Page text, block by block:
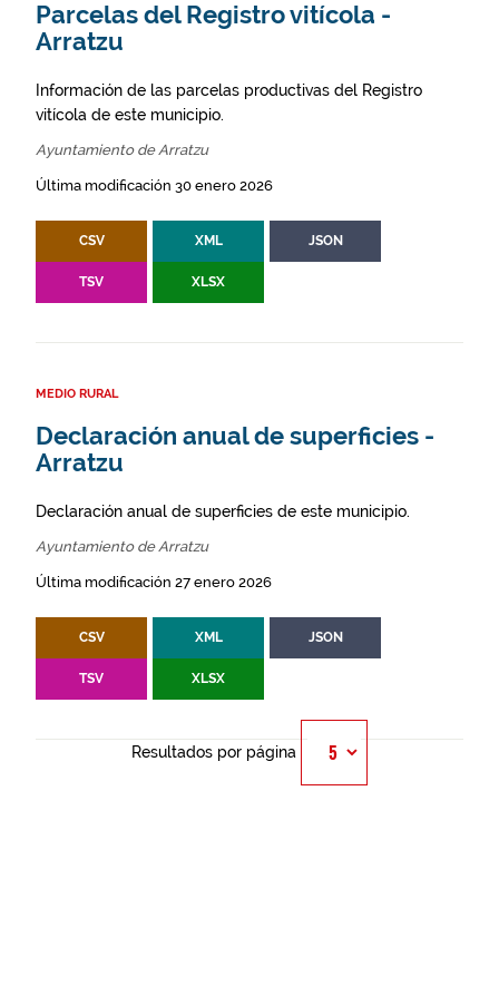
Parcelas del Registro vitícola -
Arratzu
Información de las parcelas productivas del Registro
vitícola de este municipio.
Ayuntamiento de Arratzu
Última modificación 30 enero 2026
CSV XML JSON
TSV XLSX
MEDIO RURAL
Declaración anual de superficies -
Arratzu
Declaración anual de superficies de este municipio.
Ayuntamiento de Arratzu
Última modificación 27 enero 2026
CSV XML JSON
TSV XLSX
Resultados por página